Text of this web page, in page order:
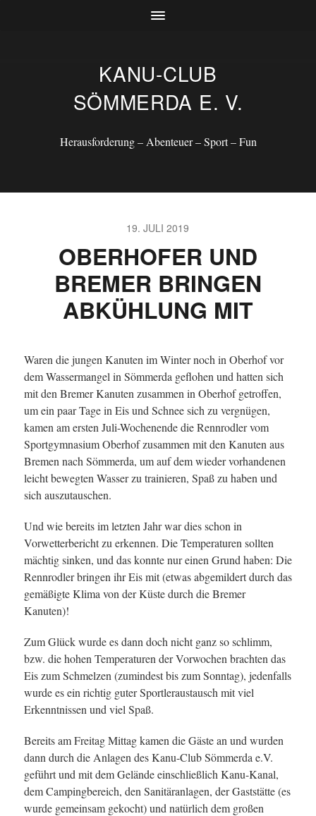
KANU-CLUB
SÖMMERDA E. V.
Herausforderung – Abenteuer – Sport – Fun
19. JULI 2019
OBERHOFER UND
BREMER BRINGEN
ABKÜHLUNG MIT
Waren die jungen Kanuten im Winter noch in Oberhof vor
dem Wassermangel in Sömmerda geflohen und hatten sich
mit den Bremer Kanuten zusammen in Oberhof getroffen,
um ein paar Tage in Eis und Schnee sich zu vergnügen,
kamen am ersten Juli-Wochenende die Rennrodler vom
Sportgymnasium Oberhof zusammen mit den Kanuten aus
Bremen nach Sömmerda, um auf dem wieder vorhandenen
leicht bewegten Wasser zu trainieren, Spaß zu haben und
sich auszutauschen.
Und wie bereits im letzten Jahr war dies schon in
Vorwetterbericht zu erkennen. Die Temperaturen sollten
mächtig sinken, und das konnte nur einen Grund haben: Die
Rennrodler bringen ihr Eis mit (etwas abgemildert durch das
gemäßigte Klima von der Küste durch die Bremer
Kanuten)!
Zum Glück wurde es dann doch nicht ganz so schlimm,
bzw. die hohen Temperaturen der Vorwochen brachten das
Eis zum Schmelzen (zumindest bis zum Sonntag), jedenfalls
wurde es ein richtig guter Sportleraustausch mit viel
Erkenntnissen und viel Spaß.
Bereits am Freitag Mittag kamen die Gäste an und wurden
dann durch die Anlagen des Kanu-Club Sömmerda e.V.
geführt und mit dem Gelände einschließlich Kanu-Kanal,
dem Campingbereich, den Sanitäranlagen, der Gaststätte (es
wurde gemeinsam gekocht) und natürlich dem großen